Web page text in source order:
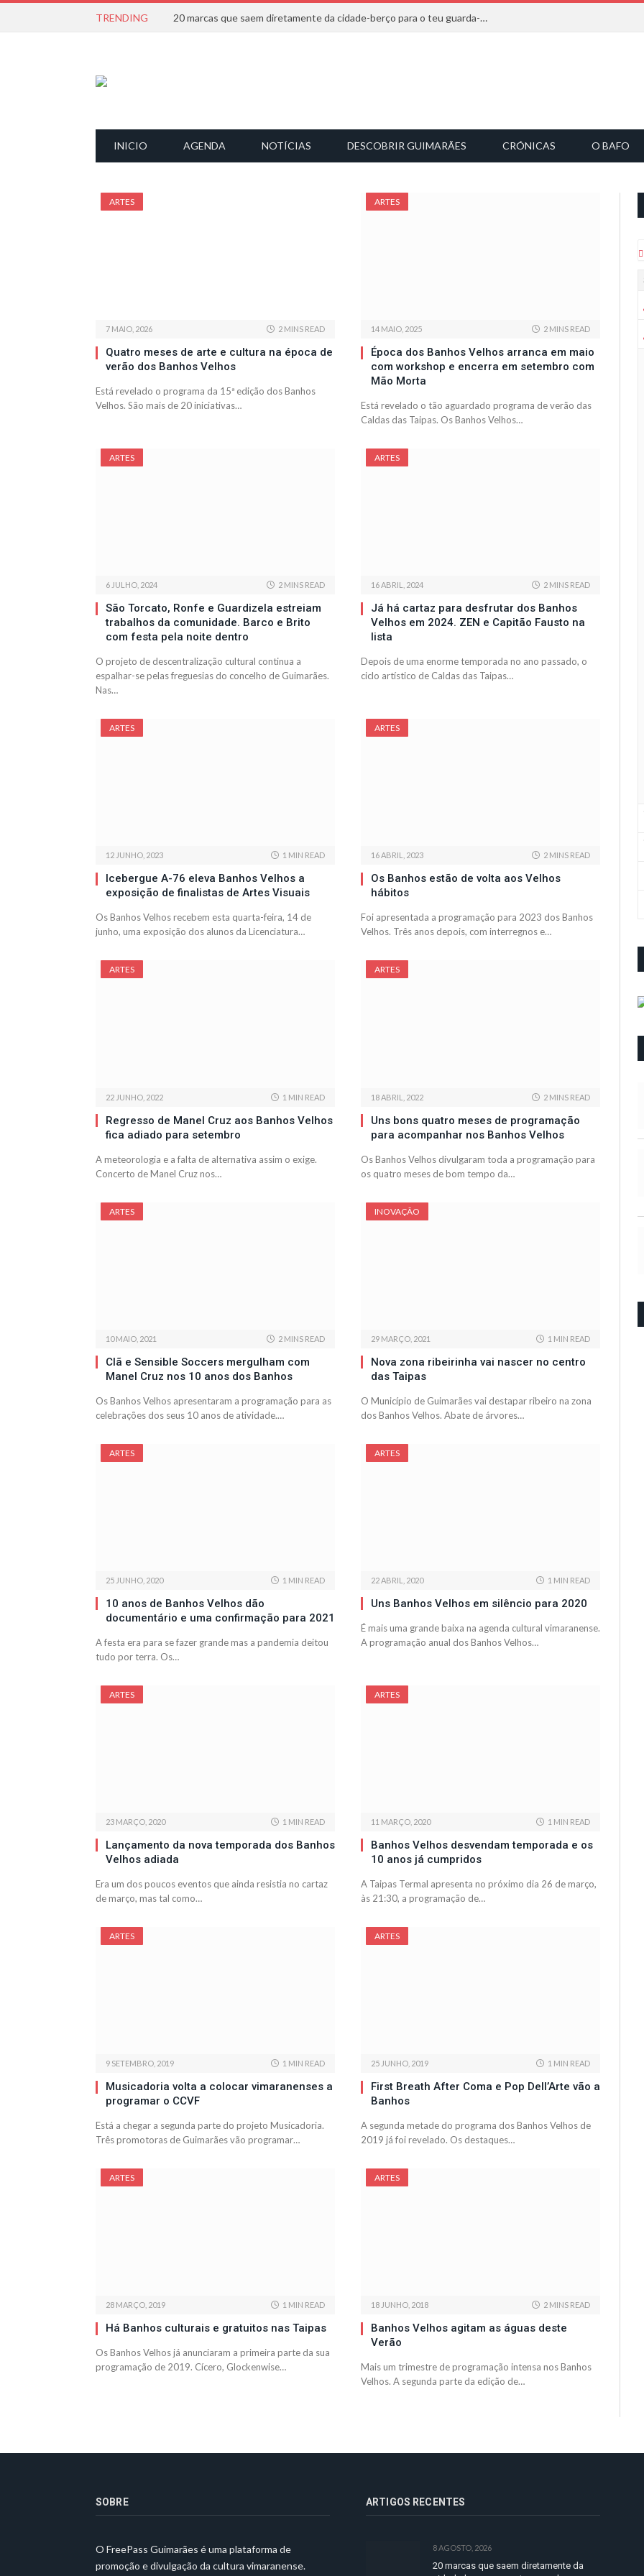
TRENDING 20 marcas que saem diretamente da cidade-berço para o teu guarda-roupa
INICIO AGENDA NOTÍCIAS DESCOBRIR GUIMARÃES CRÓNICAS O BAFO
ARTES
7 MAIO, 2026 2 MINS READ
Quatro meses de arte e cultura na época de
verão dos Banhos Velhos
Está revelado o programa da 15ª edição dos Banhos
Velhos. São mais de 20 iniciativas…
ARTES
14 MAIO, 2025 2 MINS READ
Época dos Banhos Velhos arranca em maio
com workshop e encerra em setembro com
Mão Morta
Está revelado o tão aguardado programa de verão das
Caldas das Taipas. Os Banhos Velhos…
ARTES
6 JULHO, 2024 2 MINS READ
São Torcato, Ronfe e Guardizela estreiam
trabalhos da comunidade. Barco e Brito
com festa pela noite dentro
O projeto de descentralização cultural continua a
espalhar-se pelas freguesias do concelho de Guimarães.
Nas…
ARTES
16 ABRIL, 2024 2 MINS READ
Já há cartaz para desfrutar dos Banhos
Velhos em 2024. ZEN e Capitão Fausto na
lista
Depois de uma enorme temporada no ano passado, o
ciclo artístico de Caldas das Taipas…
ARTES
12 JUNHO, 2023 1 MIN READ
Icebergue A-76 eleva Banhos Velhos a
exposição de finalistas de Artes Visuais
Os Banhos Velhos recebem esta quarta-feira, 14 de
junho, uma exposição dos alunos da Licenciatura…
ARTES
16 ABRIL, 2023 2 MINS READ
Os Banhos estão de volta aos Velhos
hábitos
Foi apresentada a programação para 2023 dos Banhos
Velhos. Três anos depois, com interregnos e…
ARTES
22 JUNHO, 2022 1 MIN READ
Regresso de Manel Cruz aos Banhos Velhos
fica adiado para setembro
A meteorologia e a falta de alternativa assim o exige.
Concerto de Manel Cruz nos…
ARTES
18 ABRIL, 2022 2 MINS READ
Uns bons quatro meses de programação
para acompanhar nos Banhos Velhos
Os Banhos Velhos divulgaram toda a programação para
os quatro meses de bom tempo da…
ARTES
10 MAIO, 2021 2 MINS READ
Clã e Sensible Soccers mergulham com
Manel Cruz nos 10 anos dos Banhos
Os Banhos Velhos apresentaram a programação para as
celebrações dos seus 10 anos de atividade.…
INOVAÇÃO
29 MARÇO, 2021 1 MIN READ
Nova zona ribeirinha vai nascer no centro
das Taipas
O Município de Guimarães vai destapar ribeiro na zona
dos Banhos Velhos. Abate de árvores…
ARTES
25 JUNHO, 2020 1 MIN READ
10 anos de Banhos Velhos dão
documentário e uma confirmação para 2021
A festa era para se fazer grande mas a pandemia deitou
tudo por terra. Os…
ARTES
22 ABRIL, 2020 1 MIN READ
Uns Banhos Velhos em silêncio para 2020
É mais uma grande baixa na agenda cultural vimaranense.
A programação anual dos Banhos Velhos…
ARTES
23 MARÇO, 2020 1 MIN READ
Lançamento da nova temporada dos Banhos
Velhos adiada
Era um dos poucos eventos que ainda resistia no cartaz
de março, mas tal como…
ARTES
11 MARÇO, 2020 1 MIN READ
Banhos Velhos desvendam temporada e os
10 anos já cumpridos
A Taipas Termal apresenta no próximo dia 26 de março,
às 21:30, a programação de…
ARTES
9 SETEMBRO, 2019 1 MIN READ
Musicadoria volta a colocar vimaranenses a
programar o CCVF
Está a chegar a segunda parte do projeto Musicadoria.
Três promotoras de Guimarães vão programar…
ARTES
25 JUNHO, 2019 1 MIN READ
First Breath After Coma e Pop Dell’Arte vão a
Banhos
A segunda metade do programa dos Banhos Velhos de
2019 já foi revelado. Os destaques…
ARTES
28 MARÇO, 2019 1 MIN READ
Há Banhos culturais e gratuitos nas Taipas
Os Banhos Velhos já anunciaram a primeira parte da sua
programação de 2019. Cícero, Glockenwise…
ARTES
18 JUNHO, 2018 2 MINS READ
Banhos Velhos agitam as águas deste
Verão
Mais um trimestre de programação intensa nos Banhos
Velhos. A segunda parte da edição de…
SOBRE
O FreePass Guimarães é uma plataforma de
promoção e divulgação da cultura vimaranense.
ARTIGOS RECENTES
8 AGOSTO, 2026
20 marcas que saem diretamente da